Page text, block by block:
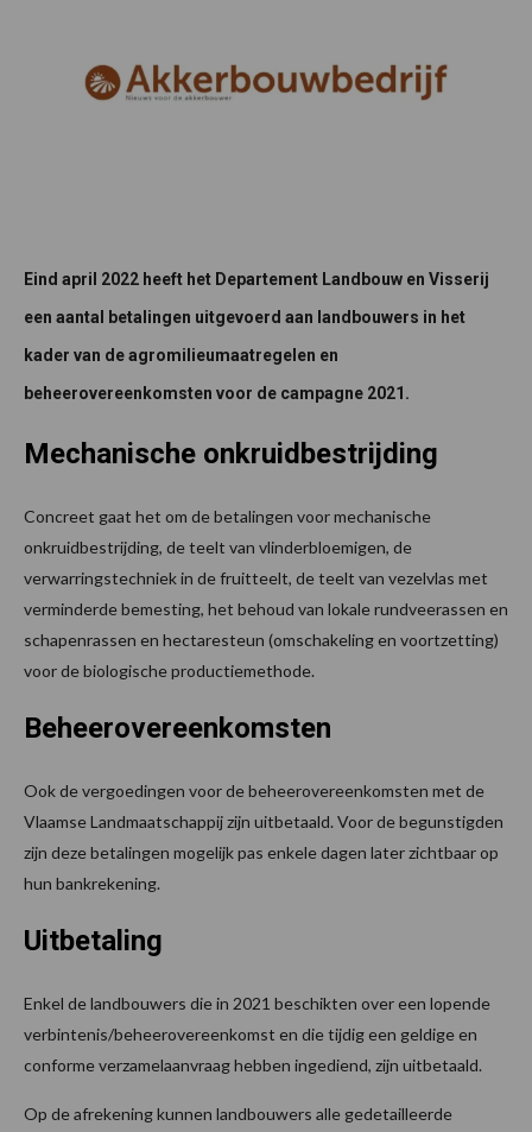
Eind april 2022 heeft het Departement Landbouw en Visserij
een aantal betalingen uitgevoerd aan landbouwers in het
kader van de agromilieumaatregelen en
beheerovereenkomsten voor de campagne 2021.
Mechanische onkruidbestrijding
Concreet gaat het om de betalingen voor mechanische
onkruidbestrijding, de teelt van vlinderbloemigen, de
verwarringstechniek in de fruitteelt, de teelt van vezelvlas met
verminderde bemesting, het behoud van lokale rundveerassen en
schapenrassen en hectaresteun (omschakeling en voortzetting)
voor de biologische productiemethode.
Beheerovereenkomsten
Ook de vergoedingen voor de beheerovereenkomsten met de
Vlaamse Landmaatschappij zijn uitbetaald. Voor de begunstigden
zijn deze betalingen mogelijk pas enkele dagen later zichtbaar op
hun bankrekening.
Uitbetaling
Enkel de landbouwers die in 2021 beschikten over een lopende
verbintenis/beheerovereenkomst en die tijdig een geldige en
conforme verzamelaanvraag hebben ingediend, zijn uitbetaald.
Op de afrekening kunnen landbouwers alle gedetailleerde